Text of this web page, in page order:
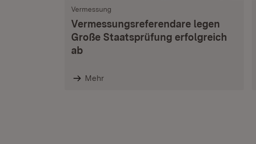
Vermessung
Vermessungsreferendare legen
Große Staatsprüfung erfolgreich
ab
Mehr